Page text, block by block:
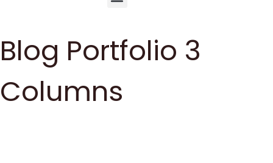
Blog Portfolio 3
Columns